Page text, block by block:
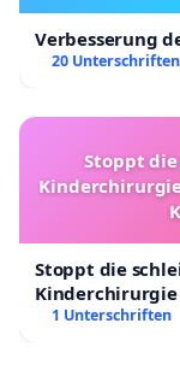
Verbesserung
20 Unterschriften
Stoppt
Stoppt die
Kinderchirurgie
Kinder in
1 Unterschriften